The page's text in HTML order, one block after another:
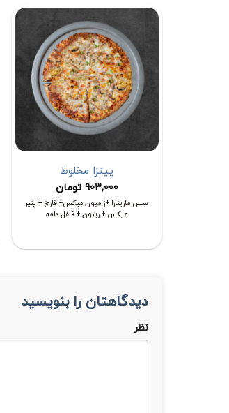
پیتزا مخلوط
903,000 تومان
سس مارینارا +ژامبون میکس+ قارچ + پنیر
میکس + زیتون + فلفل دلمه
دیدگاهتان را بنویسید
نظر